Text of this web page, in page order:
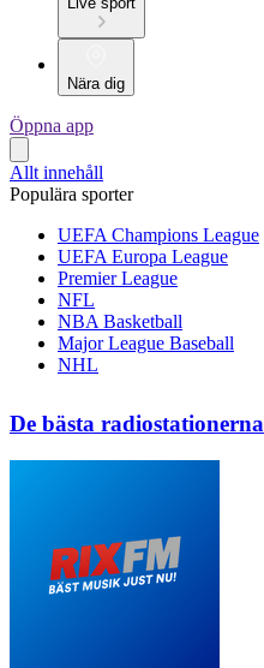
Nära dig
Öppna app
Allt innehåll
Populära sporter
UEFA Champions League
UEFA Europa League
Premier League
NFL
NBA Basketball
Major League Baseball
NHL
De bästa radiostationerna